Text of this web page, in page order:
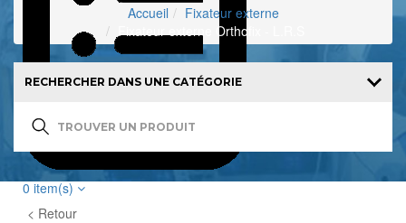
0 item(s)
Accueil
Fixateur externe
Fixateur externe Orthofix - L.R.S
< Retour